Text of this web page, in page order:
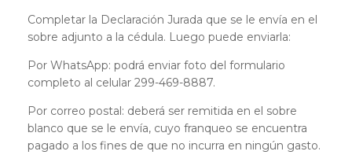
Completar la Declaración Jurada que se le envía en el
sobre adjunto a la cédula. Luego puede enviarla:
Por WhatsApp: podrá enviar foto del formulario
completo al celular 299-469-8887.
Por correo postal: deberá ser remitida en el sobre
blanco que se le envía, cuyo franqueo se encuentra
pagado a los fines de que no incurra en ningún gasto.